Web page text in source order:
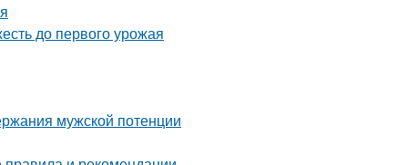
до первого урожая
мужской потенции